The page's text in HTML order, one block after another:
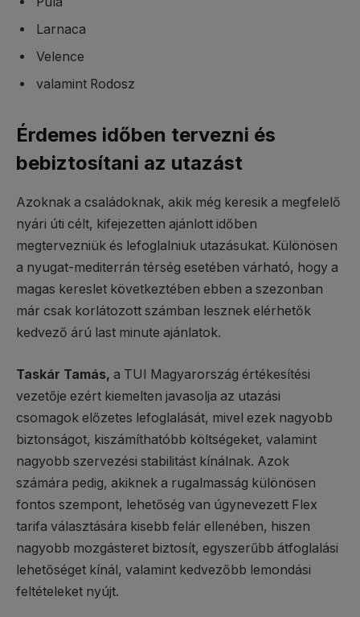
Larnaca
Velence
valamint Rodosz
Érdemes időben tervezni és
bebiztosítani az utazást
Azoknak a családoknak, akik még keresik a megfelelő
nyári úti célt, kifejezetten ajánlott időben
megtervezniük és lefoglalniuk utazásukat. Különösen
a nyugat-mediterrán térség esetében várható, hogy a
magas kereslet következtében ebben a szezonban
már csak korlátozott számban lesznek elérhetők
kedvező árú last minute ajánlatok.
Taskár Tamás, a TUI Magyarország értékesítési
vezetője ezért kiemelten javasolja az utazási
csomagok előzetes lefoglalását, mivel ezek nagyobb
biztonságot, kiszámíthatóbb költségeket, valamint
nagyobb szervezési stabilitást kínálnak. Azok
számára pedig, akiknek a rugalmasság különösen
fontos szempont, lehetőség van úgynevezett Flex
tarifa választására kisebb felár ellenében, hiszen
nagyobb mozgásteret biztosít, egyszerűbb átfoglalási
lehetőséget kínál, valamint kedvezőbb lemondási
feltételeket nyújt.